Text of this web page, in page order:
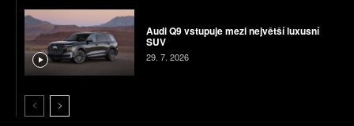
Audi Q9 vstupuje mezi největší luxusní
SUV
29. 7. 2026